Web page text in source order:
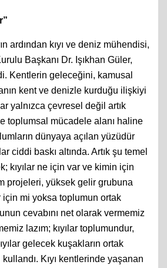
ardından kıyı ve deniz mühendisi,
Başkanı Dr. Işıkhan Güler,
Kentlerin geleceğini, kamusal
kent ve denizle kurduğu ilişkiyi
yalnızca çevresel değil artık
toplumsal mücadele alanı haline
dünyaya açılan yüzüdür
ciddi baskı altında. Artık şu temel
kıyılar ne için var ve kimin için
projeleri, yüksek gelir grubuna
mi yoksa toplumun ortak
cevabını net olarak vermemiz
lazım; kıyılar toplumundur,
gelecek kuşakların ortak
kullandı. Kıyı kentlerinde yaşanan